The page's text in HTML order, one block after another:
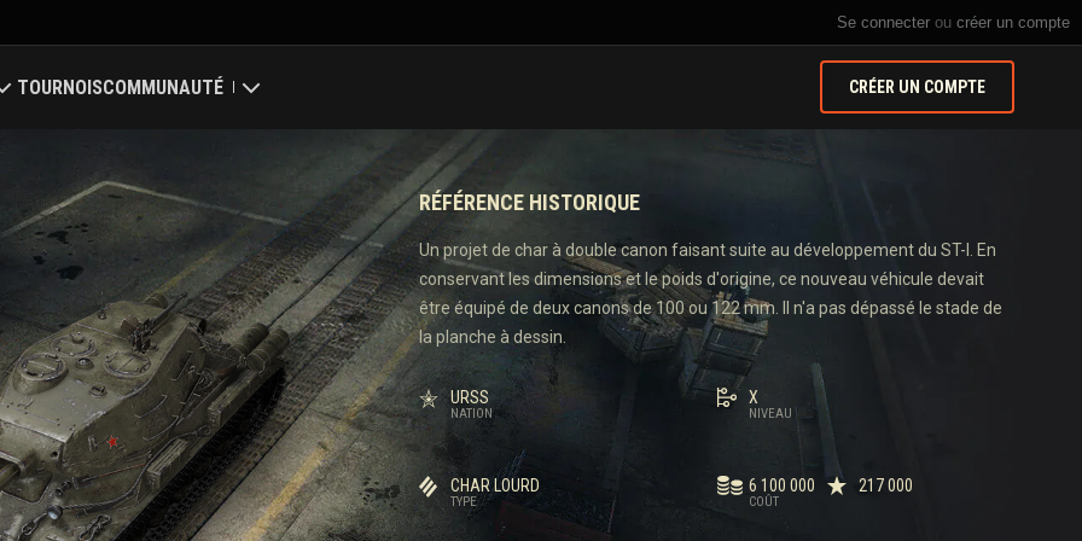
Se connecter ou créer un compte
des clans
TOURNOISCOMMUNAUTÉ
Chercher des joueurs
Parrainer un ami
Discord
Centre des mods
Médias
CRÉER UN COMPTE
RÉFÉRENCE HISTORIQUE
Un projet de char à double canon faisant suite au développement du ST-I. En
conservant les dimensions et le poids d'origine, ce nouveau véhicule devait
être équipé de deux canons de 100 ou 122 mm. Il n'a pas dépassé le stade de
la planche à dessin.
NATION
URSS
NIVEAU
X
TYPE
CHAR LOURD
COÛT
6 100 000 217 000